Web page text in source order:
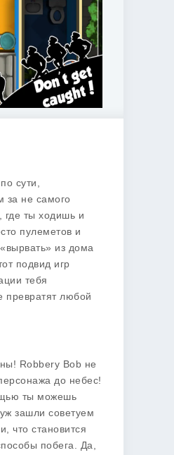
сути,
за не самого
где ты ходишь и
пулеметов и
из дома
подвид игр
тебя
превратят любой
Robbery Bob не
до небес!
ты можешь
зашли советуем
что становится
побега. Да,